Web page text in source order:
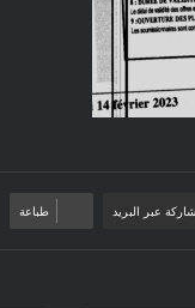
عبر البريد طباعة